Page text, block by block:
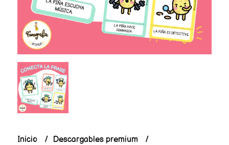
Inicio
Descargables premium